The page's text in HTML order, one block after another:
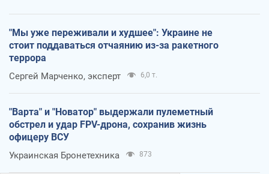
"Мы уже переживали и худшее": Украине не
стоит поддаваться отчаянию из-за ракетного
террора
Сергей Марченко, эксперт 6,0 т.
"Варта" и "Новатор" выдержали пулеметный
обстрел и удар FPV-дрона, сохранив жизнь
офицеру ВСУ
Украинская Бронетехника 873